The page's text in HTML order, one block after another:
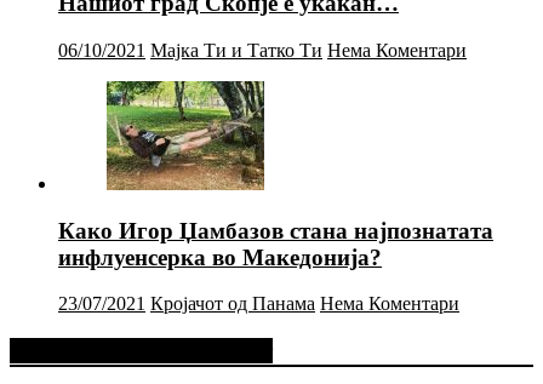
06/10/2021 Мајка Ти и Татко Ти Нема Коментари
Како Игор Џамбазов стана најпознатата
инфлуенсерка во Македонија?
23/07/2021 Кројачот од Панама Нема Коментари